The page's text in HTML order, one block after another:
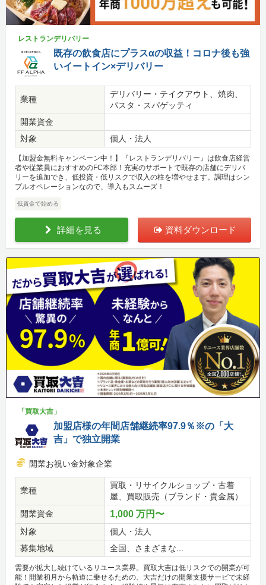
レストランデリバリー
既存の飲食店にプラスαの収益！コロナ後も強
いイートイン×デリバリー
業種
デリバリー・テイクアウト、焼肉、
パスタ・スパゲッティ
開業資金
対象
個人・法人
【加盟金無料キャンペーン中！】『レストランデリバリー』は飲食店経営
者や従業員におすすめのFC本部！充実のサポートで既存の店舗にデリバ
リーを追加でき、低投資・低リスクで収入の柱を増やせます。調理はシン
プルオペレーションなので、導入もスムーズ！
低資金で始める
詳細を見る 資料ダウンロード
「買取大吉」
加盟店様の年間店舗継続率97.9％※の「大
吉」で独立開業
開業お祝い金対象企業
業種
買取・リサイクルショップ・古着
屋、買取販売（ブランド・貴金属）
開業資金
1,000 万円〜
対象
個人・法人
募集地域
全国、さまざまな...
需要が拡大し続けているリユース業界。買取大吉は低リスクでの開業が可
能！開業初月から軌道に乗せるための、大吉だけの開業支援サービで未経